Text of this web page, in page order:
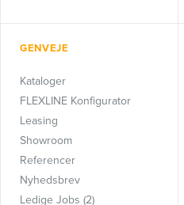
GENVEJE
Kataloger
FLEXLINE Konfigurator
Leasing
Showroom
Referencer
Nyhedsbrev
Ledige Jobs (2)